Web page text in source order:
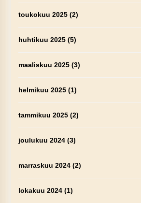
toukokuu 2025(2)
huhtikuu 2025(5)
maaliskuu 2025(3)
helmikuu 2025(1)
tammikuu 2025(2)
joulukuu 2024(3)
marraskuu 2024(2)
lokakuu 2024(1)